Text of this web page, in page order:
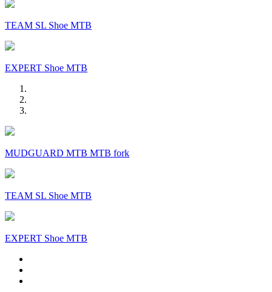
TEAM SL Shoe MTB
EXPERT Shoe MTB
MUDGUARD MTB MTB fork
TEAM SL Shoe MTB
EXPERT Shoe MTB